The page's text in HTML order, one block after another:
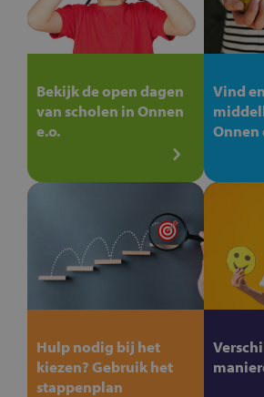
Bekijk de open dagen
van scholen in Onnen
e.o.
Vind
Onnen
Hulp nodig bij het
kiezen? Gebruik het
stappenplan